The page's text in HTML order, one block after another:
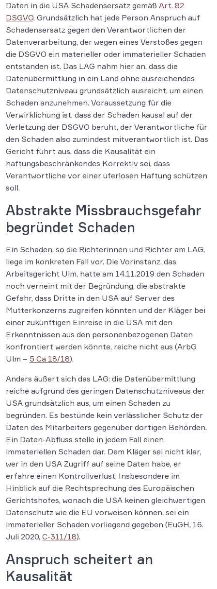
Daten in die USA Schadensersatz gemäß Art. 82
DSGVO. Grundsätzlich hat jede Person Anspruch auf
Schadensersatz gegen den Verantwortlichen der
Datenverarbeitung, der wegen eines Verstoßes gegen
die DSGVO ein materieller oder immaterieller Schaden
entstanden ist. Das LAG nahm hier an, dass die
Datenübermittlung in ein Land ohne ausreichendes
Datenschutzniveau grundsätzlich ausreicht, um einen
Schaden anzunehmen. Voraussetzung für die
Verwirklichung ist, dass der Schaden kausal auf der
Verletzung der DSGVO beruht, der Verantwortliche für
den Schaden also zumindest mitverantwortlich ist. Das
Gericht führt aus, dass die Kausalität ein
haftungsbeschränkendes Korrektiv sei, dass
Verantwortliche vor einer uferlosen Haftung schützen
soll.
Abstrakte Missbrauchsgefahr
begründet Schaden
Ein Schaden, so die Richterinnen und Richter am LAG,
liege im konkreten Fall vor. Die Vorinstanz, das
Arbeitsgericht Ulm, hatte am 14.11.2019 den Schaden
noch verneint mit der Begründung, die abstrakte
Gefahr, dass Dritte in den USA auf Server des
Mutterkonzerns zugreifen könnten und der Kläger bei
einer zukünftigen Einreise in die USA mit den
Erkenntnissen aus den personenbezogenen Daten
konfrontiert werden könnte, reiche nicht aus (ArbG
Ulm – 5 Ca 18/18).
Anders äußert sich das LAG: die Datenübermittlung
reiche aufgrund des geringen Datenschutzniveaus der
USA grundsätzlich aus, um einen Schaden zu
begründen. Es bestünde kein verlässlicher Schutz der
Daten des Mitarbeiters gegenüber dortigen Behörden.
Ein Daten-Abfluss stelle in jedem Fall einen
immateriellen Schaden dar. Dem Kläger sei nicht klar,
wer in den USA Zugriff auf seine Daten habe, er
erfahre einen Kontrollverlust. Insbesondere im
Hinblick auf die Rechtsprechung des Europäischen
Gerichtshofes, wonach die USA keinen gleichwertigen
Datenschutz wie die EU vorweisen können, sei ein
immaterieller Schaden vorliegend gegeben (EuGH, 16.
Juli 2020, C-311/18).
Anspruch scheitert an
Kausalität